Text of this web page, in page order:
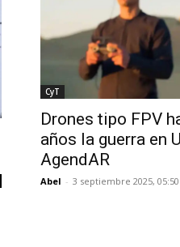
CyT
Drones tipo FPV
años la guerra en
AgendAR
Abel - 3 septiembre 2025, 05:50